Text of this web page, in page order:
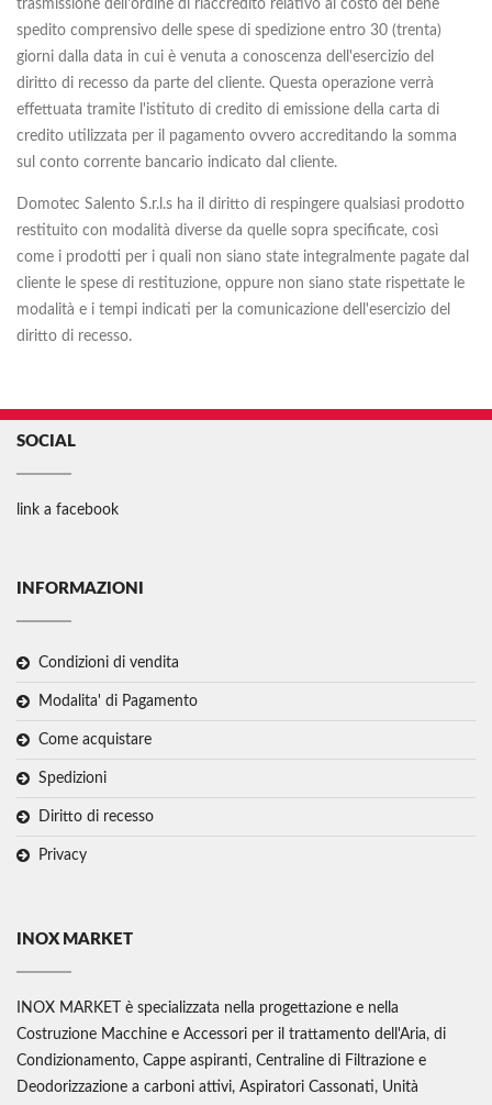
trasmissione dell'ordine di riaccredito relativo al costo del bene
spedito comprensivo delle spese di spedizione entro 30 (trenta)
giorni dalla data in cui è venuta a conoscenza dell'esercizio del
diritto di recesso da parte del cliente. Questa operazione verrà
effettuata tramite l'istituto di credito di emissione della carta di
credito utilizzata per il pagamento ovvero accreditando la somma
sul conto corrente bancario indicato dal cliente.
Domotec Salento S.r.l.s ha il diritto di respingere qualsiasi prodotto
restituito con modalità diverse da quelle sopra specificate, così
come i prodotti per i quali non siano state integralmente pagate dal
cliente le spese di restituzione, oppure non siano state rispettate le
modalità e i tempi indicati per la comunicazione dell'esercizio del
diritto di recesso.
SOCIAL
link a facebook
INFORMAZIONI
Condizioni di vendita
Modalita' di Pagamento
Come acquistare
Spedizioni
Diritto di recesso
Privacy
INOX MARKET
INOX MARKET è specializzata nella progettazione e nella
Costruzione Macchine e Accessori per il trattamento dell'Aria, di
Condizionamento, Cappe aspiranti, Centraline di Filtrazione e
Deodorizzazione a carboni attivi, Aspiratori Cassonati, Unità